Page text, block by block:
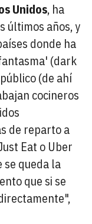
Unidos, ha
últimos años, y
donde ha
(dark
(de ahí
cocineros
de reparto a
Eat o Uber
se queda la
que si se